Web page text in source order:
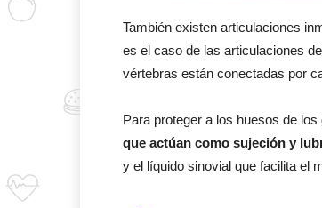
También existen articulaciones
es el caso de las articulaciones
vértebras están conectadas por
Para proteger a los huesos de
que actúan como sujeción y
y el líquido sinovial que facilita el